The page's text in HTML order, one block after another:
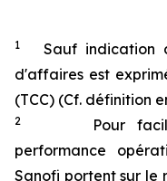
1
Sauf indication
d'affaires est
(TCC) (Cf. définition
2
Pour faciliter
performance
Sanofi portent sur le